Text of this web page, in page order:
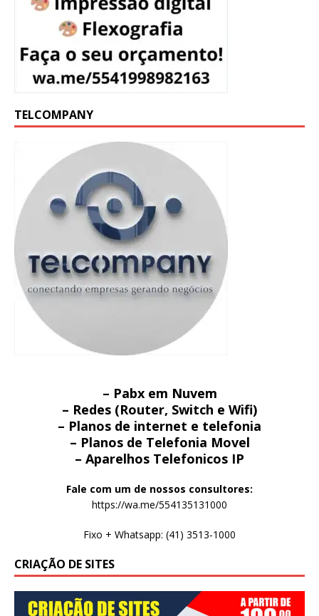
TELCOMPANY
– Pabx em Nuvem
– Redes (Router, Switch e Wifi)
– Planos de internet e telefonia
– Planos de Telefonia Movel
– Aparelhos Telefonicos IP
Fale com um de nossos consultores:
https://wa.me/554135131000
Fixo + Whatsapp: (41) 3513-1000
CRIAÇÃO DE SITES